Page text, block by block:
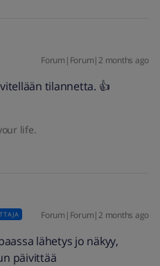
Forum|Forum|2 months ago
tilannetta. 👍
life.
Forum|Forum|2 months ago
lähetys jo näkyy,
päivittää